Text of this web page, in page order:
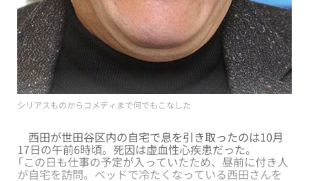
シリアスものからコメディまで何でもこなした
西田が世田谷区内の自宅で息を引き取ったのは10月
17日の午前6時頃。死因は虚血性心疾患だった。
「この日も仕事の予定が入っていたため、昼前に付き人
が自宅を訪問。ベッドで冷たくなっている西田さんを